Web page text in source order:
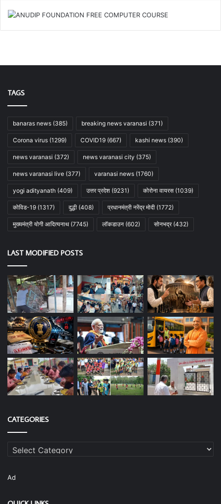
TAGS
banaras news (385) breaking news varanasi (371)
Corona virus (1299) COVID19 (667) kashi news (390)
news varanasi (372) news varanasi city (375)
news varanasi live (377) varanasi news (1760)
yogi adityanath (409) उत्तर प्रदेश (9231) कोरोना वायरस (1039)
कोविड-19 (1317) दुद्धी (408) प्रधानमंत्री नरेंद्र मोदी (1772)
मुख्यमंत्री योगी आदित्यनाथ (7745) लॉकडाउन (602) सोनभद्र(432)
LAST MODIFIED POSTS
CATEGORIES
Categories
Ad